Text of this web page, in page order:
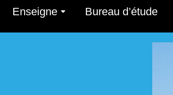
Enseigne Bureau d’étude